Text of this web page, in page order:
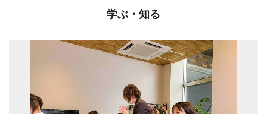
学ぶ・知る